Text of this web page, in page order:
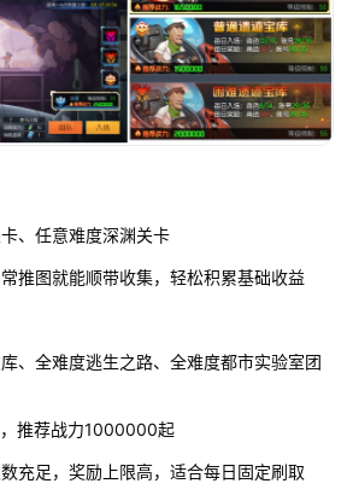
、任意难度深渊关卡
推图就能顺带收集，轻松积累基础收益
、全难度逃生之路、全难度都市实验室团
推荐战力1000000起
充足，奖励上限高，适合每日固定刷取